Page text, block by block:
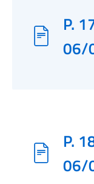
P.
06/
P.
06/